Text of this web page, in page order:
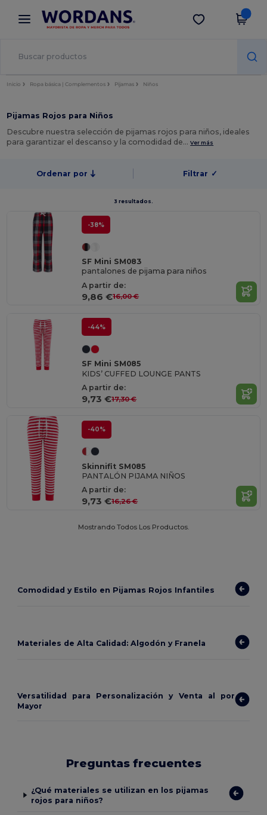
× App de Wordans
¡Mejores precios en app!
Descargar app
Inicio Ropa básica | Complementos Pijamas Niños
Pijamas Rojos para Niños
Descubre nuestra selección de pijamas rojos para niños, ideales
para garantizar el descanso y la comodidad de…Ver más
Ordenar por Filtrar ✓
3 resultados.
-38%
SF Mini SM083
pantalones de pijama para niños
A partir de:
9,86 €16,00 €
-44%
SF Mini SM085
KIDS’ CUFFED LOUNGE PANTS
A partir de:
9,73 €17,30 €
-40%
Skinnifit SM085
PANTALÓN PIJAMA NIÑOS
A partir de:
9,73 €16,26 €
Mostrando Todos Los Productos.
Comodidad y Estilo en Pijamas Rojos Infantiles
Materiales de Alta Calidad: Algodón y Franela
Versatilidad para Personalización y Venta al por
Mayor
Preguntas frecuentes
¿Qué materiales se utilizan en los pijamas
rojos para niños?